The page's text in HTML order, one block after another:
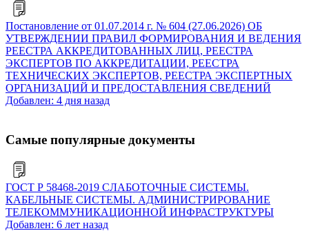
Постановление от 01.07.2014 г. № 604 (27.06.2026) ОБ
УТВЕРЖДЕНИИ ПРАВИЛ ФОРМИРОВАНИЯ И ВЕДЕНИЯ
РЕЕСТРА АККРЕДИТОВАННЫХ ЛИЦ, РЕЕСТРА
ЭКСПЕРТОВ ПО АККРЕДИТАЦИИ, РЕЕСТРА
ТЕХНИЧЕСКИХ ЭКСПЕРТОВ, РЕЕСТРА ЭКСПЕРТНЫХ
ОРГАНИЗАЦИЙ И ПРЕДОСТАВЛЕНИЯ СВЕДЕНИЙ
Добавлен: 4 дня назад
Самые популярные документы
ГОСТ Р 58468-2019 СЛАБОТОЧНЫЕ СИСТЕМЫ.
КАБЕЛЬНЫЕ СИСТЕМЫ. АДМИНИСТРИРОВАНИЕ
ТЕЛЕКОММУНИКАЦИОННОЙ ИНФРАСТРУКТУРЫ
Добавлен: 6 лет назад